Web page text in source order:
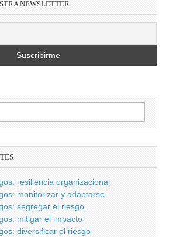
NEWSLETTER
resiliencia organizacional
monitorizar y adaptarse
segregar el riesgo.
mitigar el impacto
diversificar el riesgo